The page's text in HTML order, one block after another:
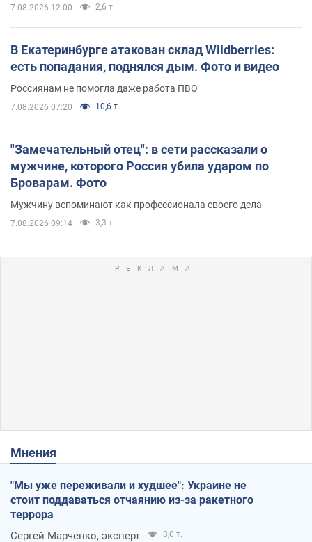
7.08.2026 12:00 2,6 т.
В Екатеринбурге атакован склад Wildberries:
есть попадания, поднялся дым. Фото и видео
Россиянам не помогла даже работа ПВО
7.08.2026 07:20 10,6 т.
"Замечательный отец": в сети рассказали о
мужчине, которого Россия убила ударом по
Броварам. Фото
Мужчину вспоминают как профессионала своего дела
7.08.2026 09:14 3,3 т.
Мнения
"Мы уже переживали и худшее": Украине не
стоит поддаваться отчаянию из-за ракетного
террора
Сергей Марченко, эксперт 3,0 т.